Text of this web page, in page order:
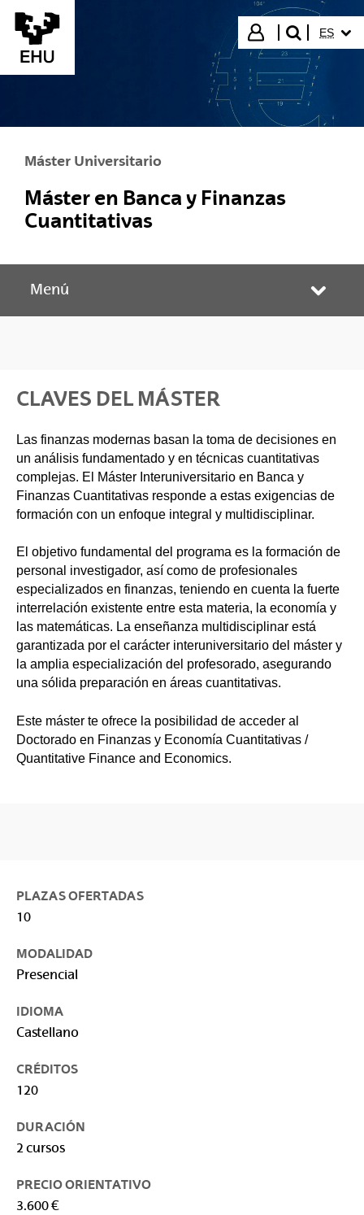
Saltar al contenido principal
Iniciar sesión
buscar"
ES
Máster Universitario
Máster en Banca y Finanzas
Cuantitativas
Menú
CLAVES DEL MÁSTER
Las finanzas modernas basan la toma de decisiones en
un análisis fundamentado y en técnicas cuantitativas
complejas. El Máster Interuniversitario en Banca y
Finanzas Cuantitativas responde a estas exigencias de
formación con un enfoque integral y multidisciplinar.
El objetivo fundamental del programa es la formación de
personal investigador, así como de profesionales
especializados en finanzas, teniendo en cuenta la fuerte
interrelación existente entre esta materia, la economía y
las matemáticas. La enseñanza multidisciplinar está
garantizada por el carácter interuniversitario del máster y
la amplia especialización del profesorado, asegurando
una sólida preparación en áreas cuantitativas.
Este máster te ofrece la posibilidad de acceder al
Doctorado en Finanzas y Economía Cuantitativas /
Quantitative Finance and Economics.
PLAZAS OFERTADAS
10
MODALIDAD
Presencial
IDIOMA
Castellano
CRÉDITOS
120
DURACIÓN
2 cursos
PRECIO ORIENTATIVO
3.600 €